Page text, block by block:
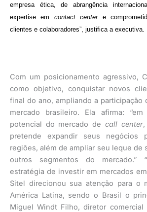
empresa ética, de abrangência
expertise em contact centere
clientes e colaboradores”, justifica a executiva.
Com um posicionamento agressivo,
como objetivo, conquistar novos
final do ano, ampliando a participação
mercado brasileiro. Ela afirma:
potencial do mercado de call center,
pretende expandir seus negócios
regiões, além de ampliar seu leque de
outros segmentos do mercado.”
estratégia de investir em mercados
Sitel direcionou sua atenção para o
América Latina, sendo o Brasil o
Miguel Windt Filho, diretor comercial